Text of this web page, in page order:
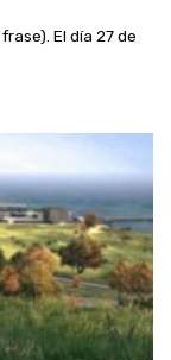
El día 27 de